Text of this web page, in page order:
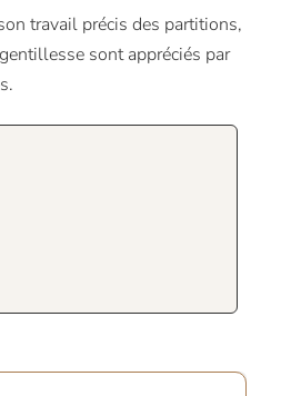
travail précis des partitions,
sont appréciés par